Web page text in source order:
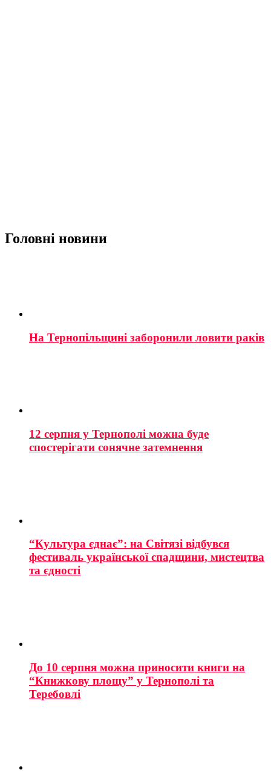
Головні новини
На Тернопільщині заборонили ловити раків
12 серпня у Тернополі можна буде
спостерігати сонячне затемнення
“Культура єднає”: на Світязі відбувся
фестиваль української спадщини, мистецтва
та єдності
До 10 серпня можна приносити книги на
“Книжкову площу” у Тернополі та
Теребовлі